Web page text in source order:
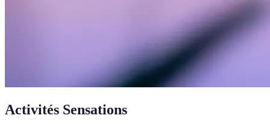
Activités Sensations